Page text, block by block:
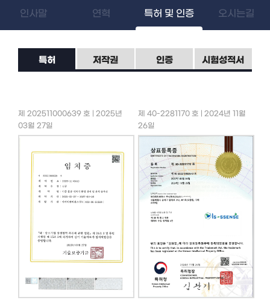
인사말 연혁 특허 및 인증 오시는길
특허 저작권 인증 시험성적서
제 202511000639 호 | 2025년
03월 27일
제 40-2281170 호 | 2024년 11월
26일